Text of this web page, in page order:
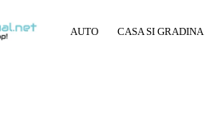
AUTO CASA SI GRADINA